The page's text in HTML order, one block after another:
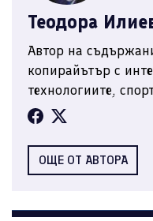
Теодора
Автор на
копирайътър с
технологиите,
ОЩЕ ОТ АВТОРА